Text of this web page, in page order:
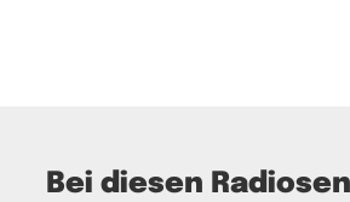
Bei diesen